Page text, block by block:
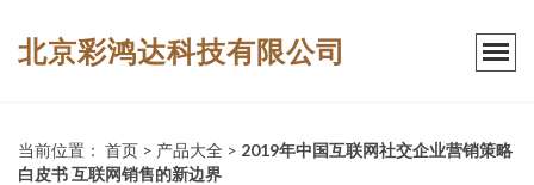
北京彩鸿达科技有限公司
当前位置： 首页 > 产品大全 > 2019年中国互联网社交企业营销策略
白皮书 互联网销售的新边界